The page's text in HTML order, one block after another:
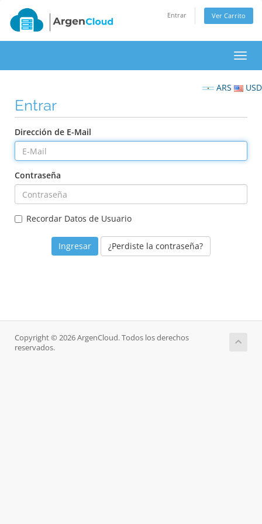
Entrar Ver Carrito
ARS USD
Entrar
Dirección de E-Mail
Contraseña
Recordar Datos de Usuario
¿Perdiste la contraseña?
Copyright © 2026 ArgenCloud. Todos los derechos
reservados.